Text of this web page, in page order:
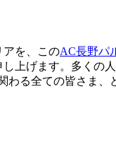
アを、このAC長野パ
上げます。多く
わる全ての皆さま、